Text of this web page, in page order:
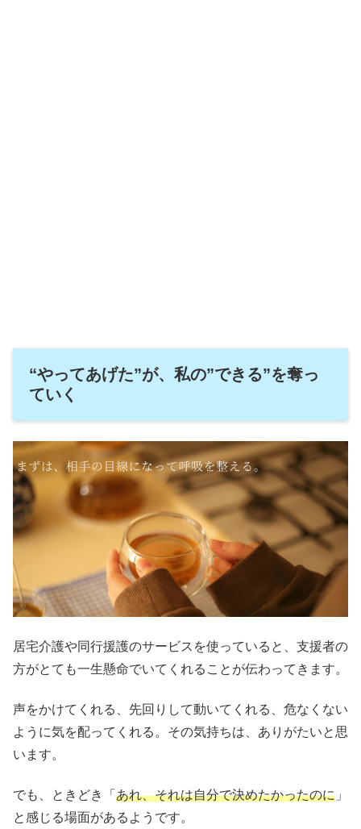
“やってあげた”が、私の”できる”を奪っ
ていく
居宅介護や同行援護のサービスを使っていると、支援者の
方がとても一生懸命でいてくれることが伝わってきます。
声をかけてくれる、先回りして動いてくれる、危なくない
ように気を配ってくれる。その気持ちは、ありがたいと思
います。
でも、ときどき「 あれ、それは自分で決めたかったのに 」
と感じる場面があるようです。